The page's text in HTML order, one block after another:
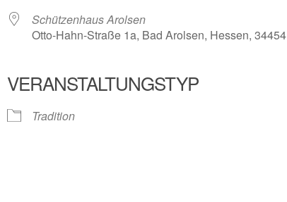
Schützenhaus Arolsen
Otto-Hahn-Straße 1a, Bad Arolsen, Hessen, 34454
VERANSTALTUNGSTYP
Tradition